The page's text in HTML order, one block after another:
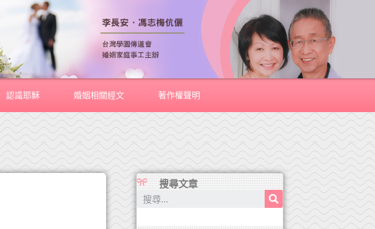
認識耶穌 婚姻相關經文 著作權聲明
搜尋文章